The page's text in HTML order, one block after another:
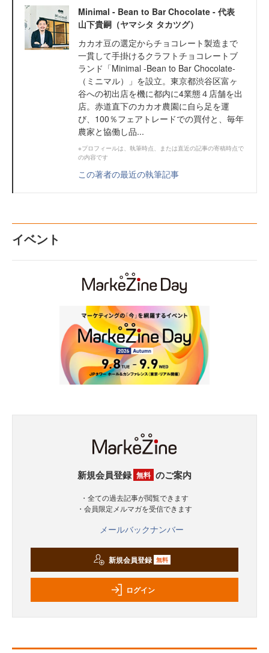
Minimal - Bean to Bar Chocolate - 代表
山下貴嗣（ヤマシタ タカツグ）
カカオ豆の選定からチョコレート製造まで
一貫して手掛けるクラフトチョコレートブ
ランド「Minimal -Bean to Bar Chocolate-
（ミニマル）」を設立。東京都渋谷区富ヶ
谷への初出店を機に都内に4業態４店舗を出
店。赤道直下のカカオ農園に自ら足を運
び、100％フェアトレードでの買付と、毎年
農家と協働し品...
※プロフィールは、執筆時点、または直近の記事の寄稿時点で
の内容です
この著者の最近の執筆記事
イベント
新規会員登録 無料 のご案内
・全ての過去記事が閲覧できます
・会員限定メルマガを受信できます
メールバックナンバー
新規会員登録 無料
ログイン